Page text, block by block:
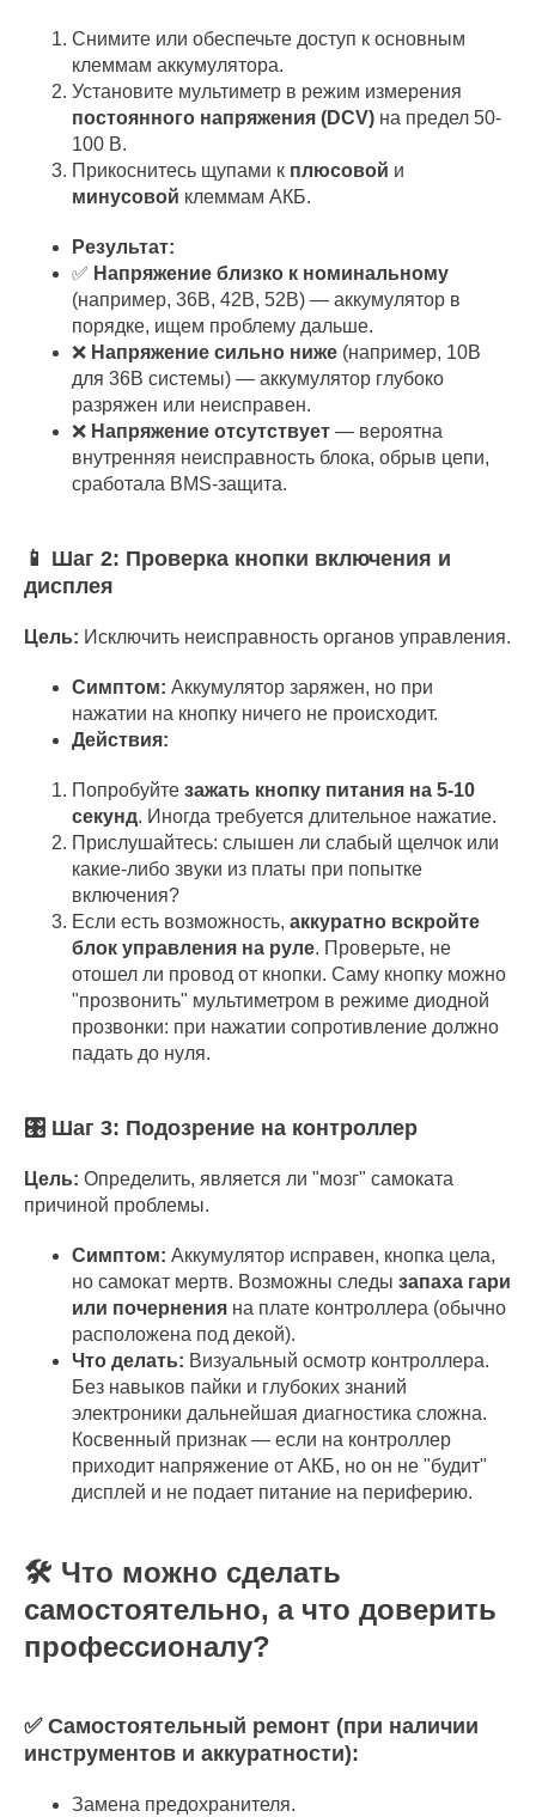
Снимите или обеспечьте доступ к основным
клеммам аккумулятора.
Установите мультиметр в режим измерения
постоянного напряжения (DCV) на предел 50-
100 В.
Прикоснитесь щупами к плюсовой и
минусовой клеммам АКБ.
Результат:
✅ Напряжение близко к номинальному
(например, 36В, 42В, 52В) — аккумулятор в
порядке, ищем проблему дальше.
❌ Напряжение сильно ниже (например, 10В
для 36В системы) — аккумулятор глубоко
разряжен или неисправен.
❌ Напряжение отсутствует — вероятна
внутренняя неисправность блока, обрыв цепи,
сработала BMS-защита.
📱 Шаг 2: Проверка кнопки включения и
дисплея
Цель: Исключить неисправность органов управления.
Симптом: Аккумулятор заряжен, но при
нажатии на кнопку ничего не происходит.
Действия:
Попробуйте зажать кнопку питания на 5-10
секунд. Иногда требуется длительное нажатие.
Прислушайтесь: слышен ли слабый щелчок или
какие-либо звуки из платы при попытке
включения?
Если есть возможность, аккуратно вскройте
блок управления на руле. Проверьте, не
отошел ли провод от кнопки. Саму кнопку можно
"прозвонить" мультиметром в режиме диодной
прозвонки: при нажатии сопротивление должно
падать до нуля.
🎛️ Шаг 3: Подозрение на контроллер
Цель: Определить, является ли "мозг" самоката
причиной проблемы.
Симптом: Аккумулятор исправен, кнопка цела,
но самокат мертв. Возможны следы запаха гари
или почернения на плате контроллера (обычно
расположена под декой).
Что делать: Визуальный осмотр контроллера.
Без навыков пайки и глубоких знаний
электроники дальнейшая диагностика сложна.
Косвенный признак — если на контроллер
приходит напряжение от АКБ, но он не "будит"
дисплей и не подает питание на периферию.
🛠️ Что можно сделать
самостоятельно, а что доверить
профессионалу?
✅ Самостоятельный ремонт (при наличии
инструментов и аккуратности):
Замена предохранителя.